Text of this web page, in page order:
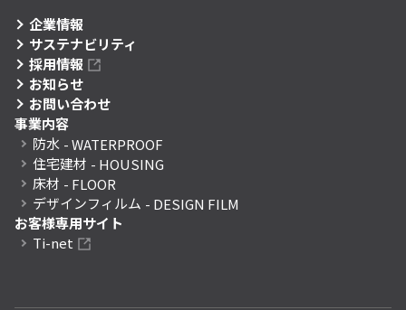
企業情報
サステナビリティ
採用情報
お知らせ
お問い合わせ
事業内容
防水 - WATERPROOF
住宅建材 - HOUSING
床材 - FLOOR
デザインフィルム - DESIGN FILM
お客様専用サイト
Ti-net